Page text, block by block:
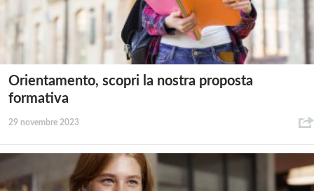
Orientamento, scopri la nostra proposta
formativa
29 novembre 2023